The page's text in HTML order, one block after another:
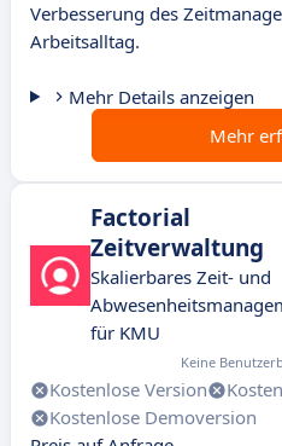
Verbesserung des
Arbeitsalltag.
Mehr Details anzeigen
Mehr
Factorial
Zeitverwaltung
Skalierbares Zeit- und
für KMU
Keine
Kostenlose Version
Kostenlose Demoversion